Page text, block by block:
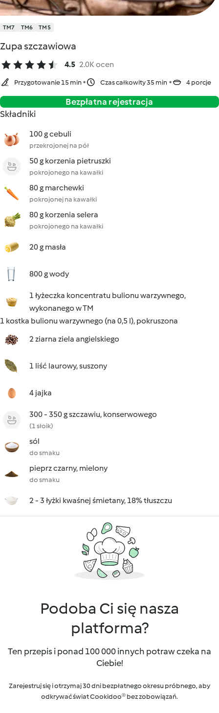
TM7 TM6 TM5
Zupa szczawiowa
4.5 2.0K ocen
Przygotowanie 15 min Czas całkowity 35 min 4 porcje
Bezpłatna rejestracja
Składniki
100 g cebuli
przekrojonej na pół
50 g korzenia pietruszki
pokrojonego na kawałki
80 g marchewki
pokrojonej na kawałki
80 g korzenia selera
pokrojonego na kawałki
20 g masła
800 g wody
1 łyżeczka koncentratu bulionu warzywnego,
wykonanego w TM
1 kostka bulionu warzywnego (na 0,5 l), pokruszona
2 ziarna ziela angielskiego
1 liść laurowy, suszony
4 jajka
300 - 350 g szczawiu, konserwowego
(1 słoik)
sól
do smaku
pieprz czarny, mielony
do smaku
2 - 3 łyżki kwaśnej śmietany, 18% tłuszczu
Podoba Ci się nasza
platforma?
Ten przepis i ponad 100 000 innych potraw czeka na
Ciebie!
Zarejestruj się i otrzymaj 30 dni bezpłatnego okresu próbnego, aby
odkrywać świat Cookidoo® bez zobowiązań.